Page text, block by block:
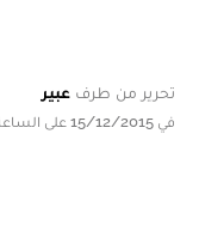
تحرير من طرف عبير
في 15/12/2015 على الساعة 15:43